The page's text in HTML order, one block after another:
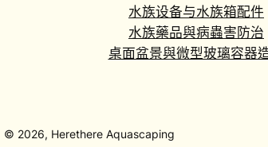
水族设备与水族箱配件
水族藥品與病蟲害防治
桌面盆景與微型玻璃容器
© 2026, Herethere Aquascaping